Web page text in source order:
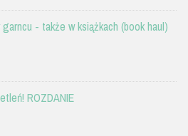
garncu - także w książkach (book haul)
ROZDANIE